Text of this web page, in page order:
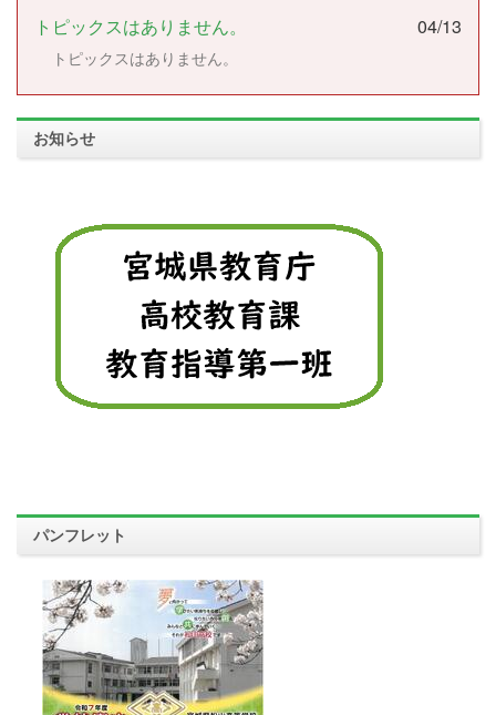
トピックスはありません。 04/13
トピックスはありません。
お知らせ
パンフレット